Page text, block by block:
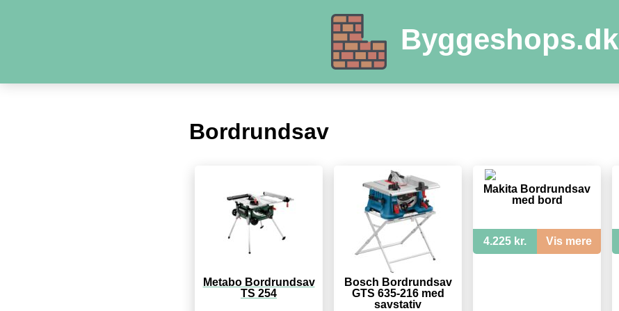
Byggeshops.dk
Bordrundsav
Metabo Bordrundsav
TS 254
Bosch Bordrundsav
GTS 635-216 med
savstativ
Makita Bordrundsav
med bord
4.225 kr. Vis mere